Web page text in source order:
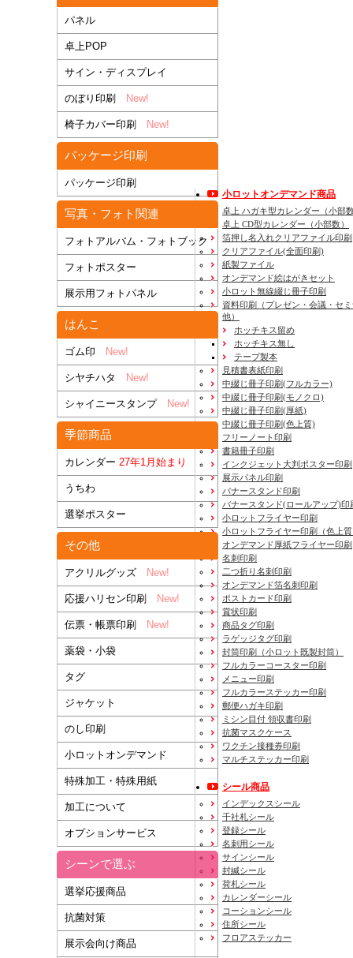
パネル
卓上POP
サイン・ディスプレイ
のぼり印刷 New!
椅子カバー印刷 New!
パッケージ印刷
パッケージ印刷
写真・フォト関連
フォトアルバム・フォトブック
フォトポスター
展示用フォトパネル
はんこ
ゴム印 New!
シヤチハタ New!
シャイニースタンプNew!
季節商品
カレンダー 27年1月始まり
うちわ
選挙ポスター
その他
アクリルグッズ New!
応援ハリセン印刷 New!
伝票・帳票印刷 New!
薬袋・小袋
タグ
ジャケット
のし印刷
小ロットオンデマンド
特殊加工・特殊用紙
加工について
オプションサービス
シーンで選ぶ
選挙応援商品
抗菌対策
展示会向け商品
小ロットオンデマンド商品
卓上 ハガキ型カレンダー（小部
卓上 CD型カレンダー（小部数）
箔押し名入れクリアファイル印刷
クリアファイル(全面印刷)
紙製ファイル
オンデマンド絵はがきセット
小ロット無線綴じ冊子印刷
資料印刷
（プレゼン・会議・セ
他）
ホッチキス留め
ホッチキス無し
テープ製本
見積書表紙印刷
中綴じ冊子印刷(フルカラー)
中綴じ冊子印刷(モノクロ)
中綴じ冊子印刷(厚紙)
中綴じ冊子印刷(色上質)
フリーノート印刷
書籍冊子印刷
インクジェット大判ポスター印刷
展示パネル印刷
バナースタンド印刷
バナースタンド(ロールアップ)印
小ロットフライヤー印刷
小ロットフライヤー印刷（色上
オンデマンド厚紙フライヤー印刷
名刺印刷
二つ折り名刺印刷
オンデマンド箔名刺印刷
ポストカード印刷
賞状印刷
商品タグ印刷
ラゲッジタグ印刷
封筒印刷
（小ロット既製封筒）
フルカラーコースター印刷
メニュー印刷
フルカラーステッカー印刷
郵便ハガキ印刷
ミシン目付 領収書印刷
抗菌マスクケース
ワクチン接種券印刷
マルチステッカー印刷
シール商品
インデックスシール
千社札シール
登録シール
名刺用シール
サインシール
封緘シール
荷札シール
カレンダーシール
コーションシール
住所シール
フロアステッカー